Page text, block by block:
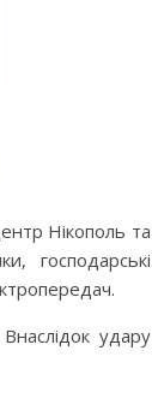
Нікополь та
господарські
удару